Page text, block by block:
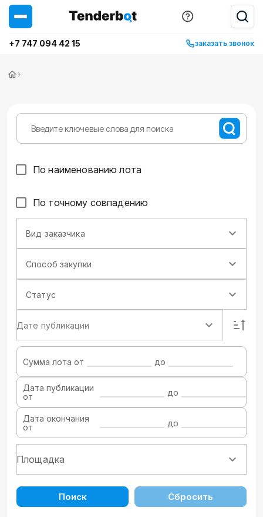
+7 747 094 42 15 заказать звонок
›
По наименованию лота
По точному совпадению
Вид заказчика
Способ закупки
Статус
Дате публикации
Сумма лота от до
Дата публикации
от
до
Дата окончания
от
до
Поиск Сбросить